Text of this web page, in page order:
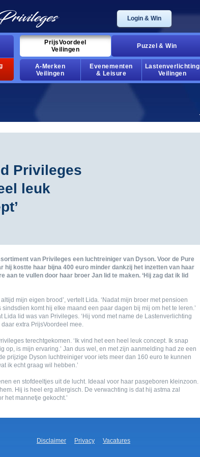
login & win
prijsvoordeel
veilingen
puzzel & win
a-merken
veilingen
evenementen
& leisure
lastenverlichting
veilingen
privileges
leuk
van privileges een luchtreiniger van dyson. voor de pure
kostte haar bijna 400 euro minder dankzij het inzetten van haar
aan te vullen door haar broer jan lid te maken. ‘hij zag dat ik lid
mijn eigen brood’, vertelt lida. ‘nadat mijn broer met pensioen
komt hij elke maand een paar dagen bij mij om het te leren.’
lida lid was van privileges. ‘hij vond met name de lastenverlichting
extra prijsvoordeel mee.
terechtgekomen. ‘ik vind het een heel leuk concept. ik snap
op, is mijn ervaring.’ jan dus wel, en met zijn aanmelding had ze een
prijzige dyson luchtreiniger voor iets meer dan 160 euro te kunnen
ik echt graag wil hebben.’
en stofdeeltjes uit de lucht. ideaal voor haar pasgeboren kleinzoon.
hij is heel erg allergisch. de verwachting is dat hij astma zal
het mannetje gekocht.’
disclaimer privacy vacatures